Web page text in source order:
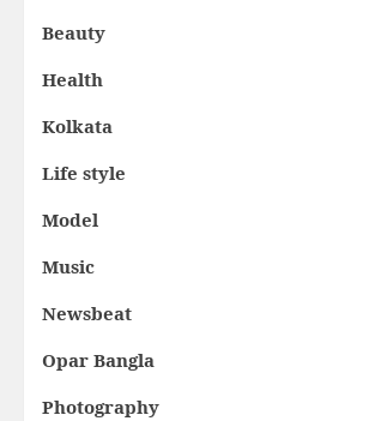
Beauty
Health
Kolkata
Life style
Model
Music
Newsbeat
Opar Bangla
Photography